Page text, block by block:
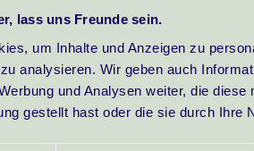
lass uns Freunde sein.
um Inhalte und Anzeigen zu
analysieren. Wir geben auch
und Analysen weiter, die
gestellt hast oder die sie durch Ihre
Nur Lust aufs Ausprobieren – und